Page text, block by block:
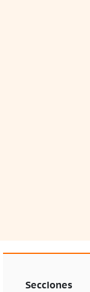
Secciones